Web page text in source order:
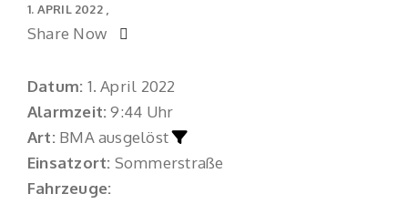
1. APRIL 2022
Share Now
Datum: 1. April 2022
Alarmzeit:9:44 Uhr
Art:BMA ausgelöst
Einsatzort: Sommerstraße
Fahrzeuge: